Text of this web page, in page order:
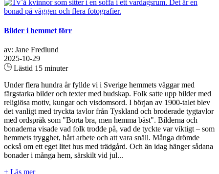
Bilder i hemmet förr
av: Jane Fredlund
2025-10-29
Lästid 15 minuter
Under flera hundra år fyllde vi i Sverige hemmets väggar med
färgstarka bilder och texter med budskap. Folk satte upp bilder med
religiösa motiv, kungar och visdomsord. I början av 1900-talet blev
det vanligt med tryckta tavlor från Tyskland och broderade tygtavlor
med ordspråk som "Borta bra, men hemma bäst". Bilderna och
bonaderna visade vad folk trodde på, vad de tyckte var viktigt – som
hemmets trygghet, hårt arbete och att vara snäll. Många drömde
också om ett eget litet hus med trädgård. Och än idag hänger sådana
bonader i många hem, särskilt vid jul...
+ Läs mer